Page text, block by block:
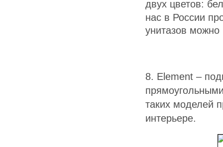
двух цветов:
нас в России
унитазов можно
8. Element –
таких моделей
интерьере.